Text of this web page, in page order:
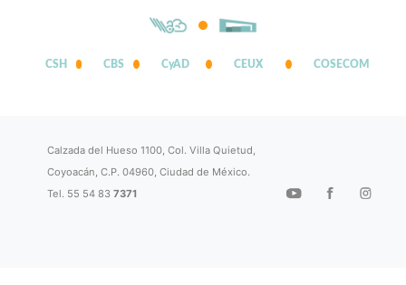
CSH CBS CyAD CEUX COSECOM
Calzada del Hueso 1100, Col. Villa Quietud,
Coyoacán, C.P. 04960, Ciudad de México.
Tel. 55 54 837371